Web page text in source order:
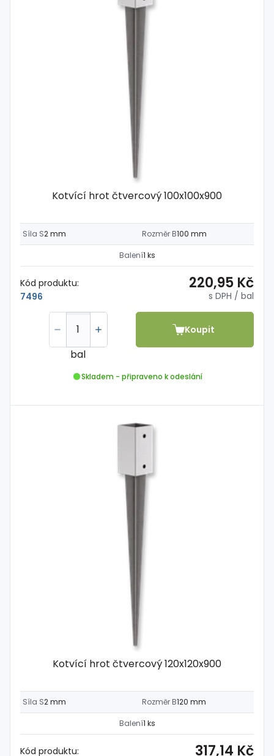
Kotvící hrot čtvercový 100x100x900
Síla S2 mm Rozměr B100 mm
Balení1 ks
Kód produktu:
7496
220,95 Kč
s DPH / bal
bal
Koupit
Skladem - připraveno k odeslání
Kotvící hrot čtvercový 120x120x900
Síla S2 mm Rozměr B120 mm
Balení1 ks
Kód produktu: 317,14 Kč